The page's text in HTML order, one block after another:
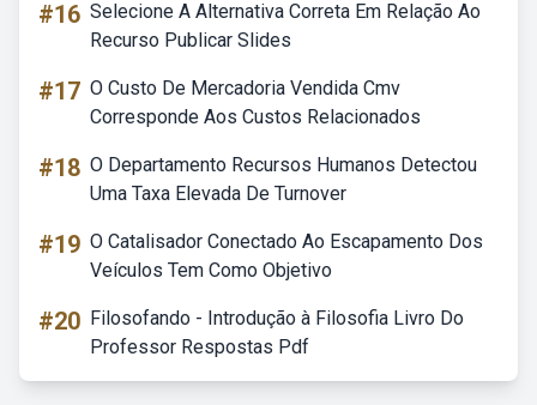
#16 Selecione A Alternativa Correta Em Relação Ao
Recurso Publicar Slides
#17 O Custo De Mercadoria Vendida Cmv
Corresponde Aos Custos Relacionados
#18 O Departamento Recursos Humanos Detectou
Uma Taxa Elevada De Turnover
#19 O Catalisador Conectado Ao Escapamento Dos
Veículos Tem Como Objetivo
#20 Filosofando - Introdução à Filosofia Livro Do
Professor Respostas Pdf